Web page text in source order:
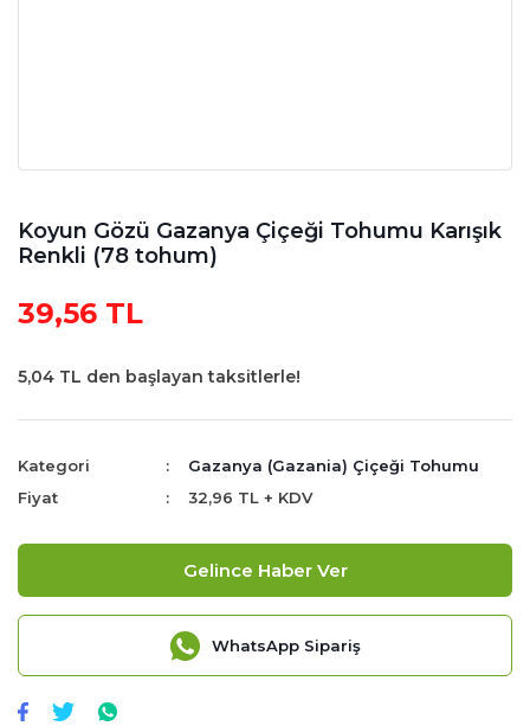
Koyun Gözü Gazanya Çiçeği Tohumu Karışık
Renkli (78 tohum)
39,56 TL
5,04 TL den başlayan taksitlerle!
Kategori
Gazanya (Gazania) Çiçeği Tohumu
Fiyat
32,96 TL + KDV
Gelince Haber Ver
WhatsApp Sipariş